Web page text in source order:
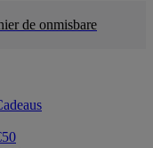
de onmisbare